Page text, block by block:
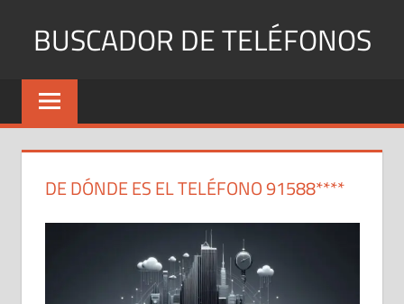
BUSCADOR DE TELÉFONOS
Identifica
Números
y
DE DÓNDE ES EL TELÉFONO 91588****